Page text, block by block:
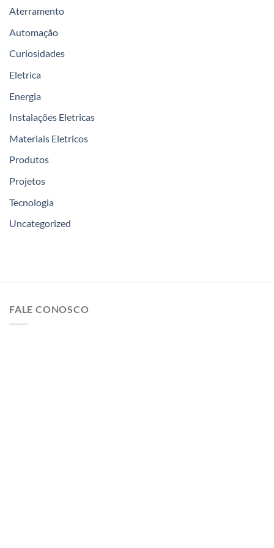
Aterramento
Automação
Curiosidades
Eletrica
Energia
Instalações Eletricas
Materiais Eletricos
Produtos
Projetos
Tecnologia
Uncategorized
FALE CONOSCO